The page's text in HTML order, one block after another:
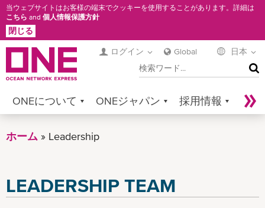
メ
イ
ン
テ
移
当ウェブサイトはお客様の端末でクッキーを使用することがあります。詳細は
こちら and 個人情報保護方針
閉じる
ログイン Global 日本
検
索
ONEについて ONEジャパン 採用情報
Service Provider Login
ホーム Leadership
LEADERSHIP TEAM